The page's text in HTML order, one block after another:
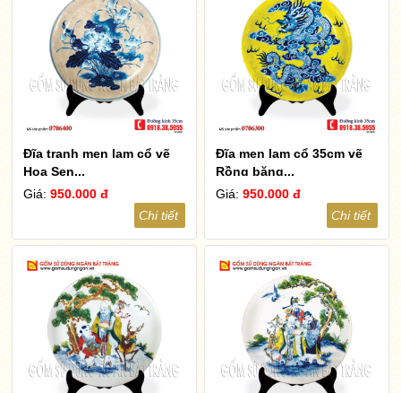
Đĩa tranh men lam cổ vẽ
Hoa Sen...
Giá:950.000 đ
Chi tiết
Đĩa men lam cổ 35cm vẽ
Rồng băng...
Giá:950.000 đ
Chi tiết